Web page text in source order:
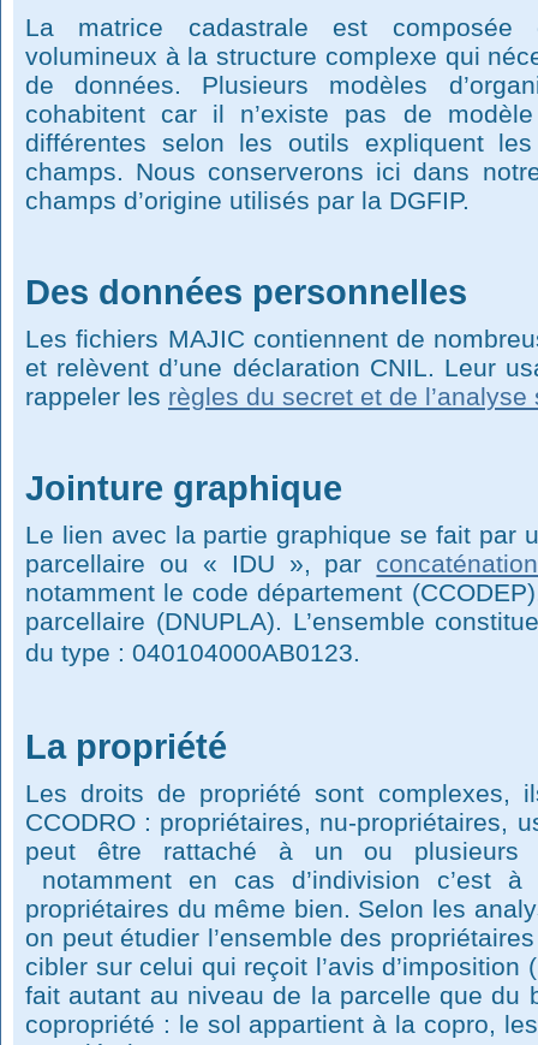
La matrice cadastrale est composée
volumineux à la structure complexe qui
de données. Plusieurs modèles
cohabitent car il n’existe pas de
différentes selon les outils expliquent
champs. Nous conserverons ici dans
champs d’origine utilisés par la DGFIP.
Des données personnelles
Les fichiers MAJIC contiennent de
et relèvent d’une déclaration CNIL. Leur
rappeler les règles du secret et de l’analyse
Jointure graphique
Le lien avec la partie graphique se fait par
parcellaire ou « IDU », par
notamment le code département
parcellaire (DNUPLA). L’ensemble
du type : 040104000AB0123.
La propriété
Les droits de propriété sont complexes,
CCODRO : propriétaires, nu-propriétaires,
peut être rattaché à un ou plusieurs
notamment en cas d’indivision c’est
propriétaires du même bien. Selon les
on peut étudier l’ensemble des
cibler sur celui qui reçoit l’avis d’imposition
fait autant au niveau de la parcelle que du
copropriété : le sol appartient à la copro,